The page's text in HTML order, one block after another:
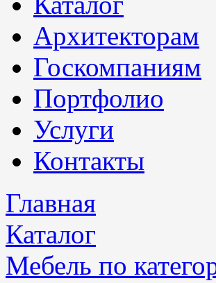
Архитекторам
Госкомпаниям
Портфолио
Услуги
Контакты
Главная
Каталог
Мебель по